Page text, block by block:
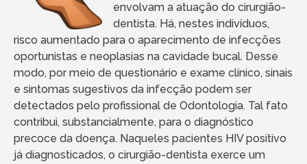
envolvam a atuação do cirurgião-
dentista. Há, nestes indivíduos,
risco aumentado para o aparecimento de infecções
oportunistas e neoplasias na cavidade bucal. Desse
modo, por meio de questionário e exame clínico, sinais
e sintomas sugestivos da infecção podem ser
detectados pelo profissional de Odontologia. Tal fato
contribui, substancialmente, para o diagnóstico
precoce da doença. Naqueles pacientes HIV positivo
já diagnosticados, o cirurgião-dentista exerce um